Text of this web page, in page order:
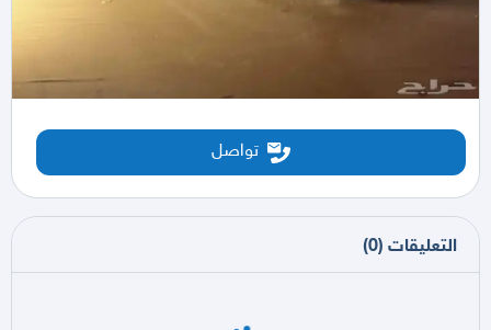
تواصل
التعليقات (
0
)